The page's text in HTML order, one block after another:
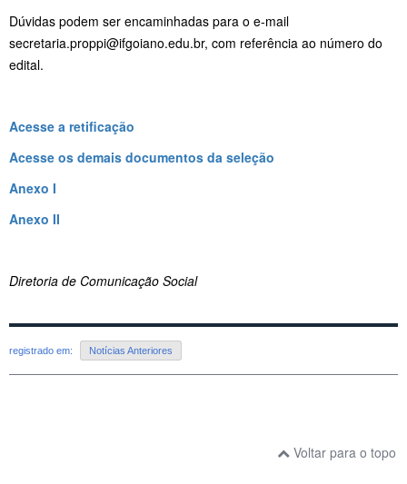
Dúvidas podem ser encaminhadas para o e-mail
secretaria.proppi@ifgoiano.edu.br, com referência ao número do
edital.
Acesse a retificação
Acesse os demais documentos da seleção
Anexo I
Anexo II
Diretoria de Comunicação Social
registrado em: Notícias Anteriores
Voltar para o topo